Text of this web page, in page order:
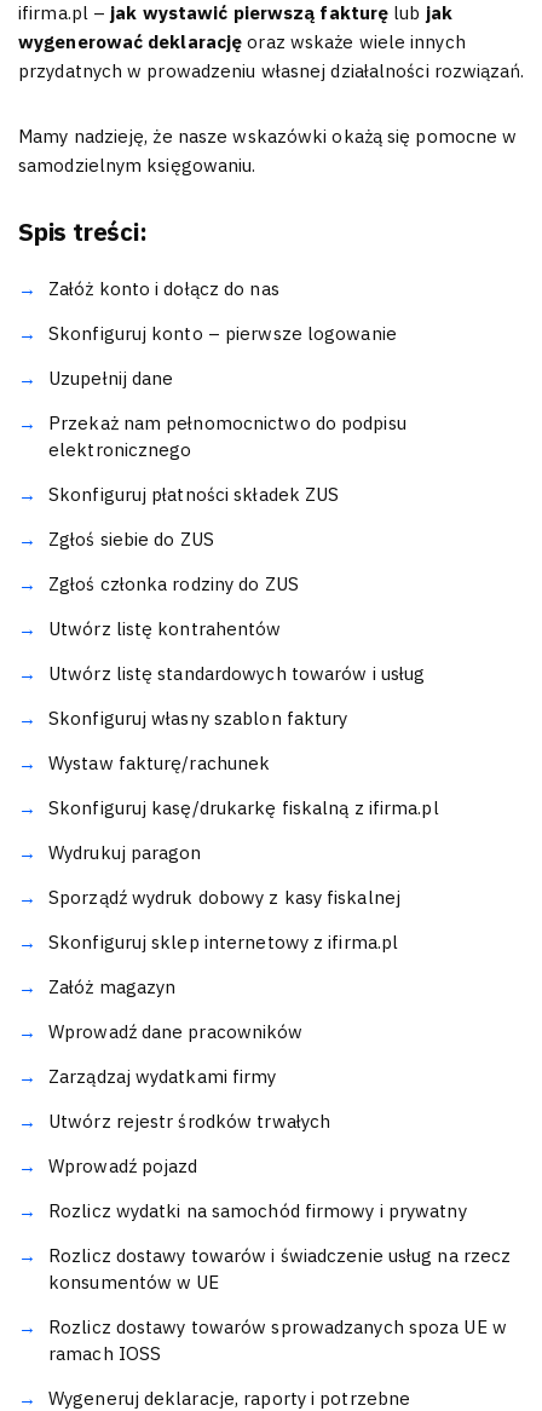
ifirma.pl – jak wystawić pierwszą fakturę lub jak
wygenerować deklarację oraz wskaże wiele innych
przydatnych w prowadzeniu własnej działalności rozwiązań.
Mamy nadzieję, że nasze wskazówki okażą się pomocne w
samodzielnym księgowaniu.
Spis treści:
Załóż konto i dołącz do nas
Skonfiguruj konto – pierwsze logowanie
Uzupełnij dane
Przekaż nam pełnomocnictwo do podpisu
elektronicznego
Skonfiguruj płatności składek ZUS
Zgłoś siebie do ZUS
Zgłoś członka rodziny do ZUS
Utwórz listę kontrahentów
Utwórz listę standardowych towarów i usług
Skonfiguruj własny szablon faktury
Wystaw fakturę/rachunek
Skonfiguruj kasę/drukarkę fiskalną z ifirma.pl
Wydrukuj paragon
Sporządź wydruk dobowy z kasy fiskalnej
Skonfiguruj sklep internetowy z ifirma.pl
Załóż magazyn
Wprowadź dane pracowników
Zarządzaj wydatkami firmy
Utwórz rejestr środków trwałych
Wprowadź pojazd
Rozlicz wydatki na samochód firmowy i prywatny
Rozlicz dostawy towarów i świadczenie usług na rzecz
konsumentów w UE
Rozlicz dostawy towarów sprowadzanych spoza UE w
ramach IOSS
Wygeneruj deklaracje, raporty i potrzebne